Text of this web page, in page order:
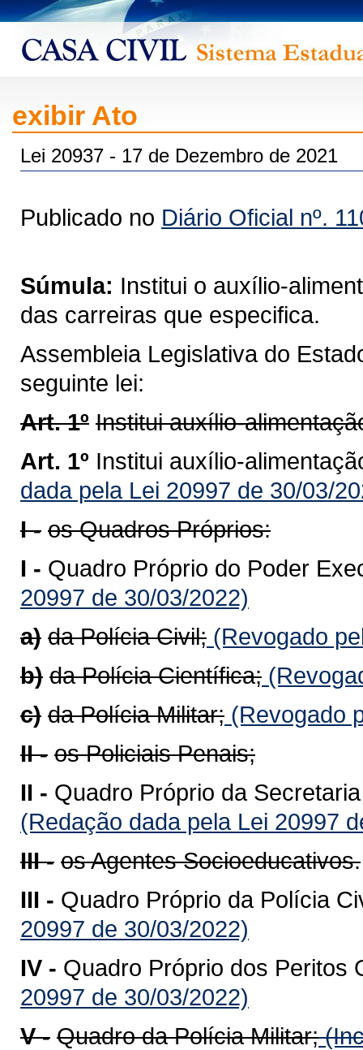
exibir Ato
Lei 20937 - 17 de Dezembro de 2021
Publicado no Diário Oficial nº.
Súmula: Institui o auxílio-
das carreiras que especifica.
Assembleia Legislativa do
seguinte lei:
Art. 1º Institui auxílio-
Art. 1º Institui auxílio-
dada pela Lei 20997 de 30/03/
I - os Quadros Próprios:
I - Quadro Próprio do Poder
20997 de 30/03/2022)
a) da Polícia Civil; (Revogado
b) da Polícia Científica;
c) da Polícia Militar; (Revogado
II - os Policiais Penais;
II - Quadro Próprio da
(Redação dada pela Lei 20997
III - os Agentes Socioeducativos.
III - Quadro Próprio da Polícia
20997 de 30/03/2022)
IV - Quadro Próprio dos Peritos
20997 de 30/03/2022)
V - Quadro da Polícia Militar;